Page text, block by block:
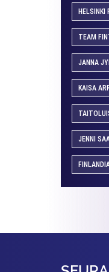
HELSINKI
TEAM
JANNA
KAISA
JENNI